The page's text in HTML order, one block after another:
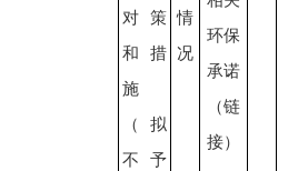
对策
和措
施
（拟
不予
情
况
环保
承诺
（链
接）